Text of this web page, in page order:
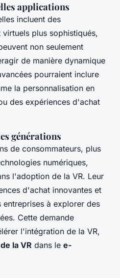
applications
incluent des
plus sophistiqués,
non seulement
de manière dynamique
pourraient inclure
la personnalisation en
des expériences d'achat
générations
de consommateurs, plus
numériques,
l'adoption de la VR. Leur
d'achat innovantes et
entreprises à explorer des
Cette demande
l'intégration de la VR,
la VR dans le e-